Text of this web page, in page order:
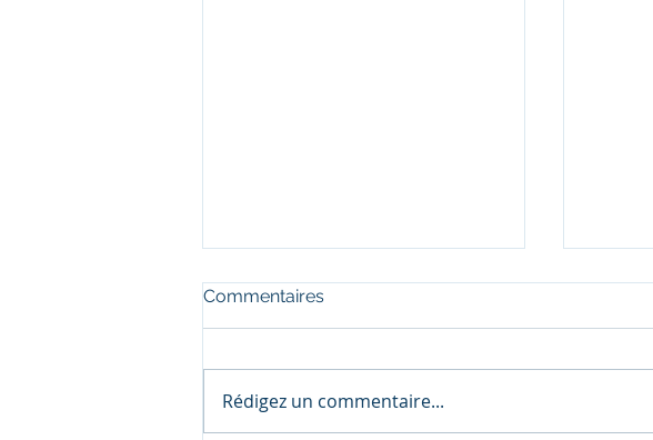
Trump et la science....
Commentaires
Rédigez un commentaire...